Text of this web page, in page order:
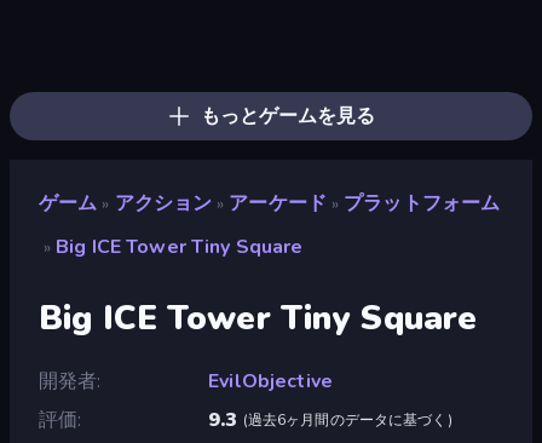
もっとゲームを見る
ゲーム » アクション » アーケード » プラットフォーム
» Big ICE Tower Tiny Square
Big ICE Tower Tiny Square
開発者
EvilObjective
評価
9.3 (過去6ヶ月間のデータに基づく )